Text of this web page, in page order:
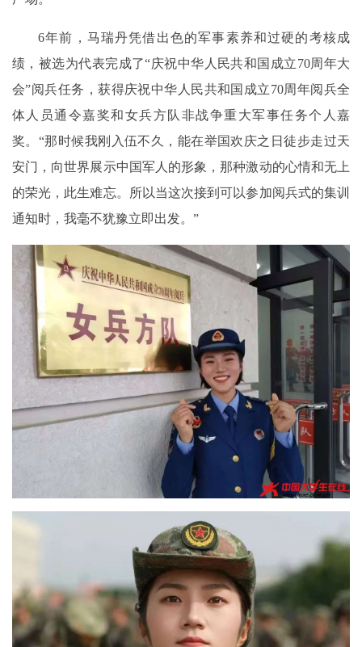
6年前，马瑞丹凭借出色的军事素养和过硬的考核成
绩，被选为代表完成了“庆祝中华人民共和国成立70周年大
会”阅兵任务，获得庆祝中华人民共和国成立70周年阅兵全
体人员通令嘉奖和女兵方队非战争重大军事任务个人嘉
奖。“那时候我刚入伍不久，能在举国欢庆之日徒步走过天
安门，向世界展示中国军人的形象，那种激动的心情和无上
的荣光，此生难忘。所以当这次接到可以参加阅兵式的集训
通知时，我毫不犹豫立即出发。”